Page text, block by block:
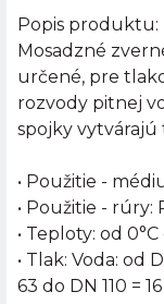
Popis produktu:
Mosadzné
určené, pre
rozvody pitnej
spojky vytvárajú
• Použitie -
• Použitie -
• Teploty: od 0°C
• Tlak: Voda: od
63 do DN 110 =